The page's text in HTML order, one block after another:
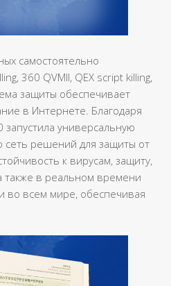
самостоятельно
360 QVMII, QEX script killing,
защиты обеспечивает
в Интернете. Благодаря
универсальную
решений для защиты от
к вирусам, защиту,
также в реальном времени
во всем мире, обеспечивая